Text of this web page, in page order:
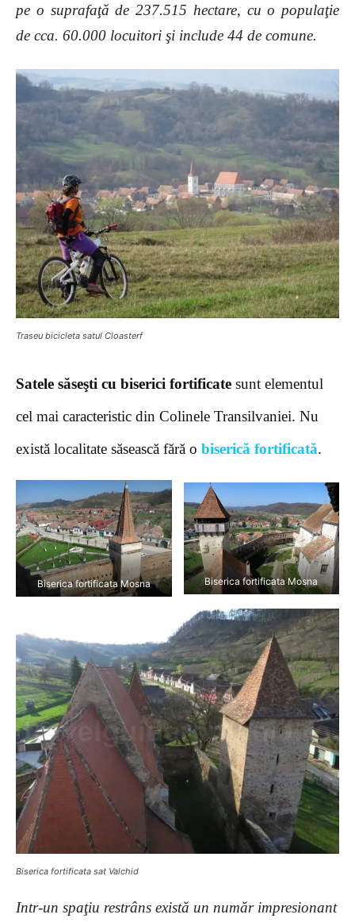
pe o suprafaţă de 237.515 hectare, cu o populaţie
de cca. 60.000 locuitori şi include 44 de comune.
Traseu bicicleta satul Cloasterf
Satele săseşti cu biserici fortificate sunt elementul
cel mai caracteristic din Colinele Transilvaniei. Nu
există localitate săsească fără o biserică fortificată.
Biserica fortificata Mosna Biserica fortificata Mosna
Biserica fortificata sat Valchid
Intr-un spaţiu restrâns există un număr impresionant